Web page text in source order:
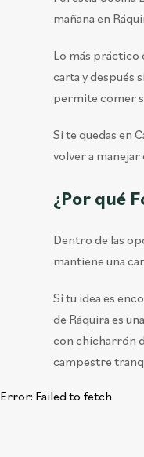
mañana en
Lo más práctico
carta y después
permite comer
Si te quedas en
volver a manejar
¿Por qué
Dentro de las
mantiene una
Si tu idea es
de Ráquira es
con chicharrón
campestre
Error: Failed to fetch